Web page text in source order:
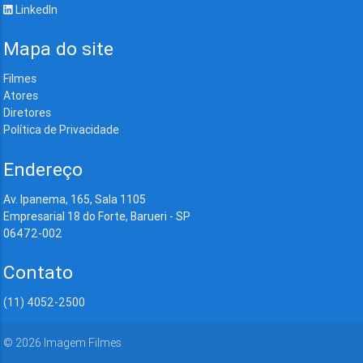
LinkedIn
Mapa do site
Filmes
Atores
Diretores
Política de Privacidade
Endereço
Av. Ipanema, 165, Sala 1105
Empresarial 18 do Forte, Barueri - SP
06472-002
Contato
(11) 4052-2500
© 2026 Imagem Filmes